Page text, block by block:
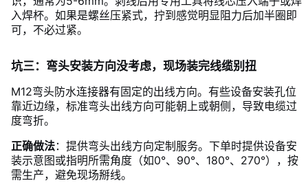
入焊杯。如果是螺丝压紧式，拧到感觉明显阻力后加半圈即
可，不必过紧。
坑三：弯头安装方向没考虑，现场装完线缆别扭
M12弯头防水连接器有固定的出线方向。有些设备安装孔位
靠近边缘，标准弯头出线方向可能朝上或朝侧，导致电缆过
度弯折。
正确做法：提供弯头出线方向定制服务。下单时提供设备安
装示意图或指明所需角度（如0°、90°、180°、270°），按
需生产，避免现场掰线。